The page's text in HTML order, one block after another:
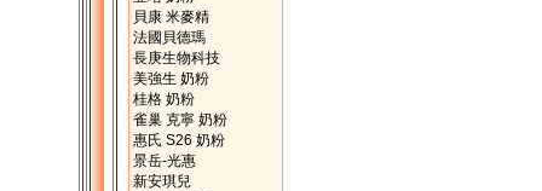
貝康 米麥精
法國貝德瑪
長庚生物科技
美強生 奶粉
桂格 奶粉
雀巢 克寧 奶粉
惠氏 S26 奶粉
景岳-光惠
新安琪兒